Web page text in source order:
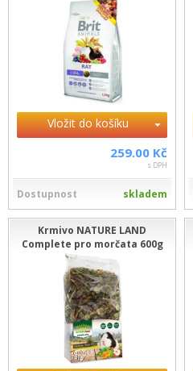
Vložit do košíku
259.00 Kč
s DPH
Dostupnost skladem
Krmivo NATURE LAND
Complete pro morčata 600g